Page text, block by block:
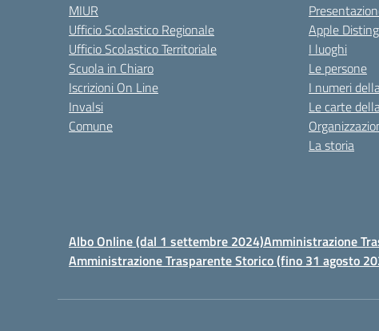
MIUR
Ufficio Scolastico Regionale
Ufficio Scolastico Territoriale
Scuola in Chiaro
Iscrizioni On Line
Invalsi
Comune
Apple
I luoghi
Le persone
I numeri
Le carte
La storia
Albo Online (dal 1 settembre 2024)Amministrazione
Amministrazione Trasparente Storico (fino 31 agosto